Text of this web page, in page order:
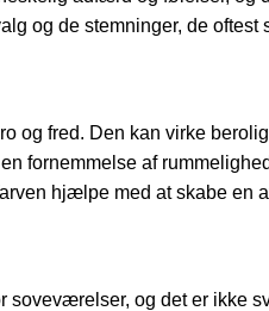
og de stemninger, de oftest
og fred. Den kan virke
fornemmelse af
hjælpe med at skabe en
og det er ikke